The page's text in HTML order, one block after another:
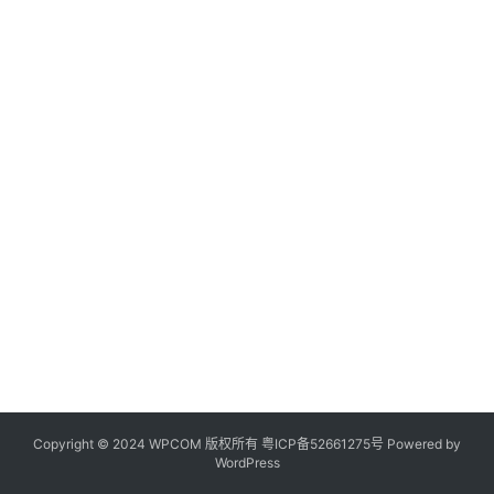
Copyright © 2024 WPCOM 版权所有 粤ICP备52661275号 Powered by
WordPress